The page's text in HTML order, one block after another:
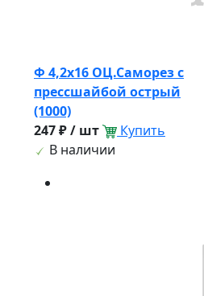
Ф 4,2х16 ОЦ.Саморез с
прессшайбой острый
(1000)
247 ₽ / шт
Купить
В наличии